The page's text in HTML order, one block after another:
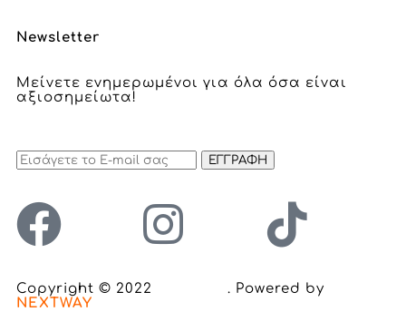
Newsletter
Μείνετε ενημερωμένοι για όλα όσα είναι
αξιοσημείωτα!
ΕΓΓΡΑΦΗ
Copyright © 2022
. Powered by
NEXTWAY